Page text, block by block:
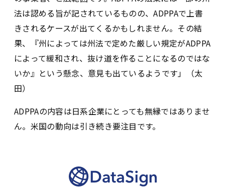
法は認める旨が記されているものの、ADPPAで上書
きされるケースが出てくるかもしれません。その結
果、『州によっては州法で定めた厳しい規定がADPPA
によって緩和され、抜け道を作ることになるのではな
いか』という懸念、意見も出ているようです」（太
田）
ADPPAの内容は日系企業にとっても無縁ではありませ
ん。米国の動向は引き続き要注目です。